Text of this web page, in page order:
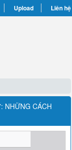
Upload Liên hệ
NHỮNG CÁCH